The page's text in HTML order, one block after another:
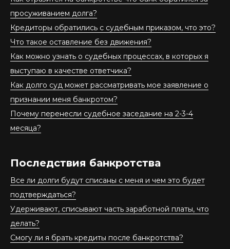
просуживанием долга?
Кредиторы обратились с судебным приказом, что это?
Что такое оставление без движения?
Как можно узнать о судебных процессах, в которых я
выступаю в качестве ответчика?
Как долго суд может рассматривать мое заявление о
признании меня банкротом?
Почему перенесли судебное заседание на 2-3-4
месяца?
Последствия банкротства
Все ли долги будут списаны с меня и чем это будет
подтверждаться?
Удерживают, списывают часть заработной платы, что
делать?
Смогу ли я брать кредиты после банкротства?